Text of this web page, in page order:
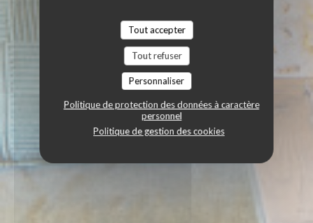
Tout accepter
Tout refuser
Personnaliser
Politique de protection des données à caractère
personnel
Politique de gestion des cookies